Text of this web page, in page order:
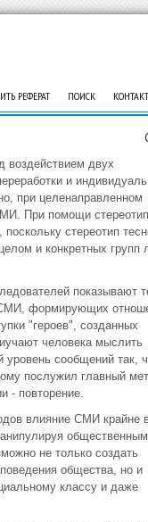
РЕФЕРАТ ПОИСК
воздействием двух
и
при целенаправленном
При помощи
стереотип
и конкретных групп
показывают
СМИ, формирующих
"героев", созданных
человека мыслить
уровень сообщений так,
послужил главный
- повторение.
влияние СМИ крайне
общественным
не только создать
общества, но и
классу и даже